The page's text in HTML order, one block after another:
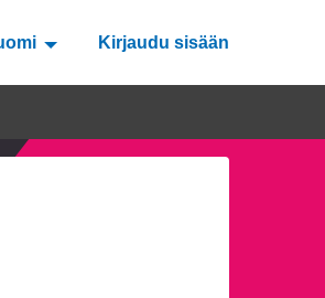
Valitse kieli Välj språk
Kirjaudu sisään